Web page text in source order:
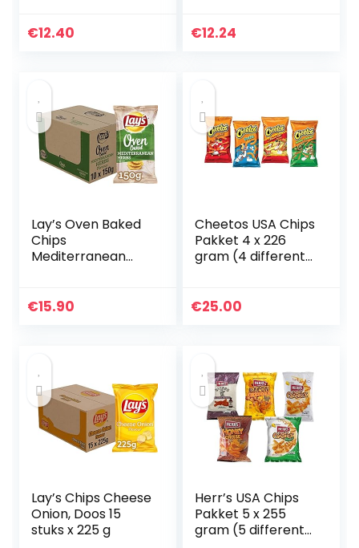
€12.40 €12.24
Lay’s Oven Baked
Chips
Mediterranean
€15.90
Cheetos USA Chips
Pakket 4 x 226
gram (4 different
€25.00
Lay’s Chips Cheese
Onion, Doos 15
stuks x 225 g
Herr’s USA Chips
Pakket 5 x 255
gram (5 different